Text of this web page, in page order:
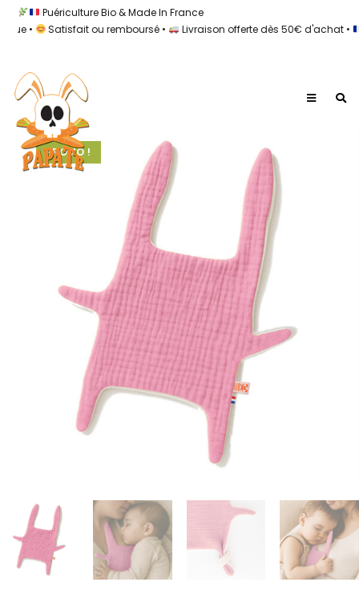
Puériculture Bio & Made In France
Satisfait ou remboursé • Livraison offerte dès 50€ d'achat •
PROMO !